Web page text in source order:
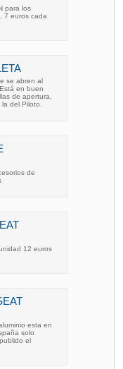
para los
7 euros cada
se abren al
en buen
de apertura,
la del Piloto.
de
12 euros
esta en
solo
el